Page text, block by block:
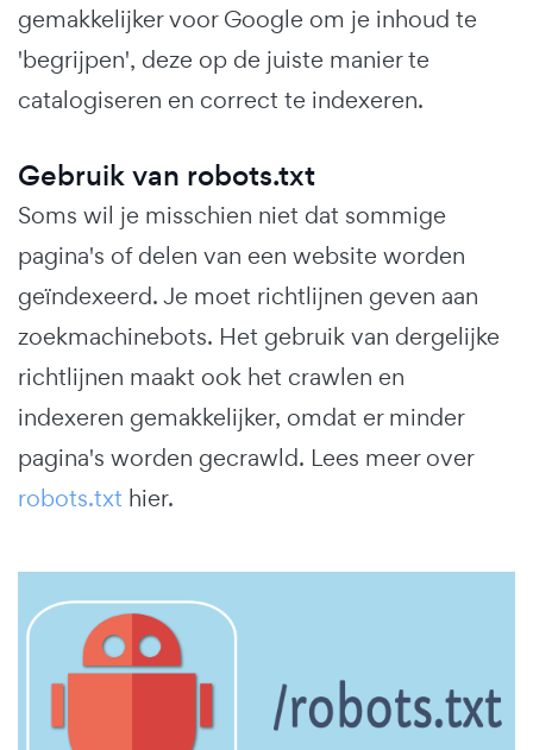
gemakkelijker voor Google om je inhoud te
'begrijpen', deze op de juiste manier te
catalogiseren en correct te indexeren.
Gebruik van robots.txt
Soms wil je misschien niet dat sommige
pagina's of delen van een website worden
geïndexeerd. Je moet richtlijnen geven aan
zoekmachinebots. Het gebruik van dergelijke
richtlijnen maakt ook het crawlen en
indexeren gemakkelijker, omdat er minder
pagina's worden gecrawld. Lees meer over
robots.txt hier.